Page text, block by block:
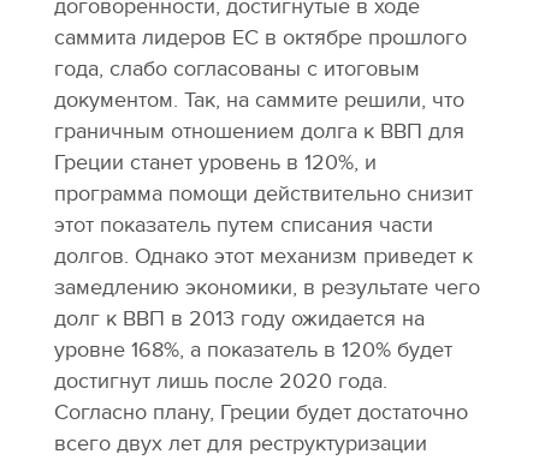
договоренности, достигнутые в ходе
саммита лидеров ЕС в октябре прошлого
года, слабо согласованы с итоговым
документом. Так, на саммите решили, что
граничным отношением долга к ВВП для
Греции станет уровень в 120%, и
программа помощи действительно снизит
этот показатель путем списания части
долгов. Однако этот механизм приведет к
замедлению экономики, в результате чего
долг к ВВП в 2013 году ожидается на
уровне 168%, а показатель в 120% будет
достигнут лишь после 2020 года.
Согласно плану, Греции будет достаточно
всего двух лет для реструктуризации